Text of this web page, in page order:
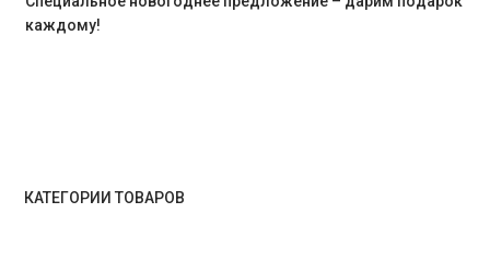
каждому!
КАТЕГОРИИ ТОВАРОВ